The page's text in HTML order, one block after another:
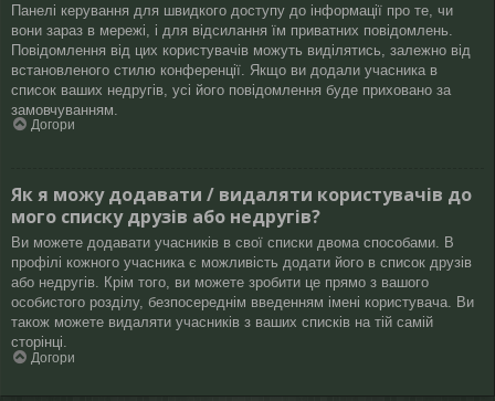
Панелі керування для швидкого доступу до інформації про те, чи
вони зараз в мережі, і для відсилання їм приватних повідомлень.
Повідомлення від цих користувачів можуть виділятись, залежно від
встановленого стилю конференції. Якщо ви додали учасника в
список ваших недругів, усі його повідомлення буде приховано за
замовчуванням.
Догори
Як я можу додавати / видаляти користувачів до
мого списку друзів або недругів?
Ви можете додавати учасників в свої списки двома способами. В
профілі кожного учасника є можливість додати його в список друзів
або недругів. Крім того, ви можете зробити це прямо з вашого
особистого розділу, безпосереднім введенням імені користувача. Ви
також можете видаляти учасників з ваших списків на тій самій
сторінці.
Догори